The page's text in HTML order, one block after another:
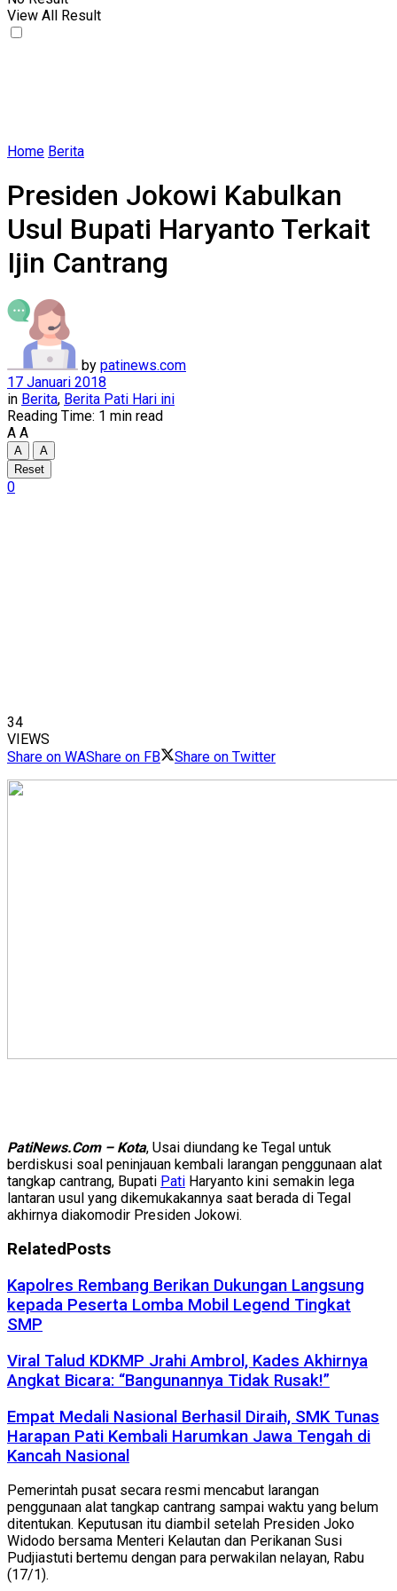
View All Result
Home Berita
Presiden Jokowi Kabulkan
Usul Bupati Haryanto Terkait
Ijin Cantrang
by patinews.com
17 Januari 2018
in Berita, Berita Pati Hari ini
Reading Time: 1 min read
A A
A
A
Reset
0
34
VIEWS
Share on WAShare on FB Share on Twitter
PatiNews.Com – Kota, Usai diundang ke Tegal untuk
berdiskusi soal peninjauan kembali larangan penggunaan alat
tangkap cantrang, Bupati Pati Haryanto kini semakin lega
lantaran usul yang dikemukakannya saat berada di Tegal
akhirnya diakomodir Presiden Jokowi.
RelatedPosts
Kapolres Rembang Berikan Dukungan Langsung
kepada Peserta Lomba Mobil Legend Tingkat
SMP
Viral Talud KDKMP Jrahi Ambrol, Kades Akhirnya
Angkat Bicara: “Bangunannya Tidak Rusak!”
Empat Medali Nasional Berhasil Diraih, SMK Tunas
Harapan Pati Kembali Harumkan Jawa Tengah di
Kancah Nasional
Pemerintah pusat secara resmi mencabut larangan
penggunaan alat tangkap cantrang sampai waktu yang belum
ditentukan. Keputusan itu diambil setelah Presiden Joko
Widodo bersama Menteri Kelautan dan Perikanan Susi
Pudjiastuti bertemu dengan para perwakilan nelayan, Rabu
(17/1).